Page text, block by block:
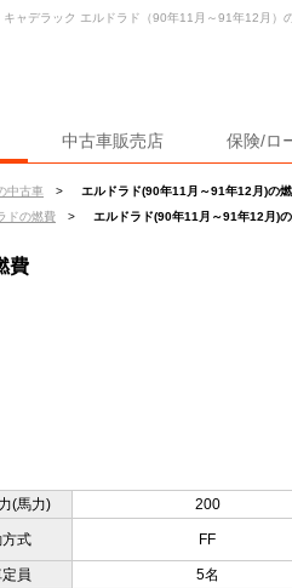
中古車販売店 保険/ロ
中古車 >
エルドラド(90年11月～91年12月)の
ドの燃費 > エルドラド(90年11月～91年12月)
キャデラック エルドラド（90年11月～91年12月）
費
(馬力)
200
式 FF
員 5名